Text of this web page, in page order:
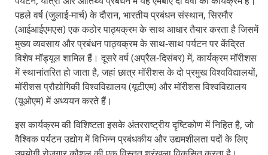
पहले वर्ष (जुलाई-मार्च) के दौरान, भारतीय प्रबंधन संस्थान, सिरमौर
(आईआईएमएस) एक कठोर पाठ्यक्रम के साथ आधार तैयार करता है जिसमें
मुख्य व्यवसाय और प्रबंधन पाठ्यक्रम के साथ-साथ पर्यटन पर केंद्रित
विशेष मॉड्यूल शामिल हैं। दूसरे वर्ष (अप्रैल-दिसंबर) में, कार्यक्रम मॉरीशस
में स्थानांतरित हो जाता है, जहां छात्र मॉरीशस के दो प्रमुख विश्वविद्यालयों,
मॉरीशस प्रौद्योगिकी विश्वविद्यालय (यूटीएम) और मॉरीशस विश्वविद्यालय
(यूओएम) में अध्ययन करते हैं।
इस कार्यक्रम की विशिष्टता इसके अंतरराष्ट्रीय दृष्टिकोण में निहित है, जो
वैश्विक पर्यटन उद्योग में विभिन्न प्रबंधकीय और उद्यमशीलता पदों के लिए